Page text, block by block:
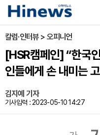
칼럼·인터뷰 > 오피니언
[HSR캠페인] “한국
인들에게 손 내미는
김지예 기자
기사입력 : 2023-05-10 14:27